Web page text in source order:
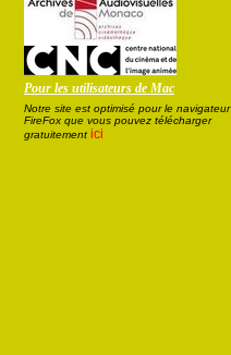
Pour les utilisateurs de Mac
Notre site est optimisé pour le navigateur
FireFox que vous pouvez télécharger
gratuitement ici